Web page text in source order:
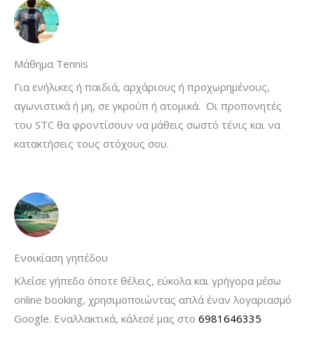
Μάθημα Tennis
Για ενήλικες ή παιδιά, αρχάριους ή προχωρημένους,
αγωνιστικά ή μη, σε γκρούπ ή ατομικά. Οι προπονητές
του STC θα φροντίσουν να μάθεις σωστό τένις και να
κατακτήσεις τους στόχους σου.
Ενοικίαση γηπέδου
Κλείσε γήπεδο όποτε θέλεις, εύκολα και γρήγορα μέσω
online booking, χρησιμοποιώντας απλά έναν λογαριασμό
Google. Εναλλακτικά, κάλεσέ μας στο 6981646335